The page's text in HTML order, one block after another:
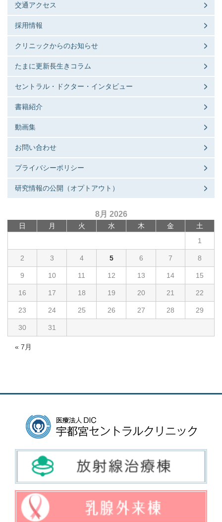
交通アクセス
採用情報
クリニックからのお知らせ
たまに更新長生きコラム
セントラル・ドクター・インタビュー
書籍紹介
動画集
お問い合わせ
プライバシーポリシー
研究情報の公開（オプトアウト）
8月 2026
日 月 火 水 木 金 土
« 7月
1
2 3 4 5 6 7 8
9 10 11 12 13 14 15
16 17 18 19 20 21 22
23 24 25 26 27 28 29
30 31